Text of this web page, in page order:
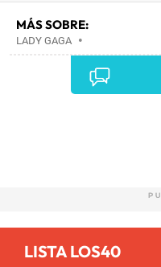
MÁS SOBRE:
LADY GAGA •
LISTA LOS40